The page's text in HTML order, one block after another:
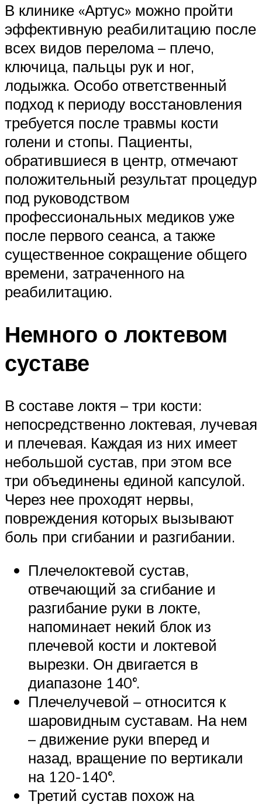
В клинике «Артус» можно пройти
эффективную реабилитацию после
всех видов перелома – плечо,
ключица, пальцы рук и ног,
лодыжка. Особо ответственный
подход к периоду восстановления
требуется после травмы кости
голени и стопы. Пациенты,
обратившиеся в центр, отмечают
положительный результат процедур
под руководством
профессиональных медиков уже
после первого сеанса, а также
существенное сокращение общего
времени, затраченного на
реабилитацию.
Немного о локтевом
суставе
В составе локтя – три кости:
непосредственно локтевая, лучевая
и плечевая. Каждая из них имеет
небольшой сустав, при этом все
три объединены единой капсулой.
Через нее проходят нервы,
повреждения которых вызывают
боль при сгибании и разгибании.
Плечелоктевой сустав,
отвечающий за сгибание и
разгибание руки в локте,
напоминает некий блок из
плечевой кости и локтевой
вырезки. Он двигается в
диапазоне 140°.
Плечелучевой – относится к
шаровидным суставам. На нем
– движение руки вперед и
назад, вращение по вертикали
на 120-140°.
Третий сустав похож на